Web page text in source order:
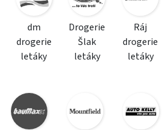
dm
drogerie
letáky
Drogerie
Šlak
letáky
Ráj
drogerie
letáky